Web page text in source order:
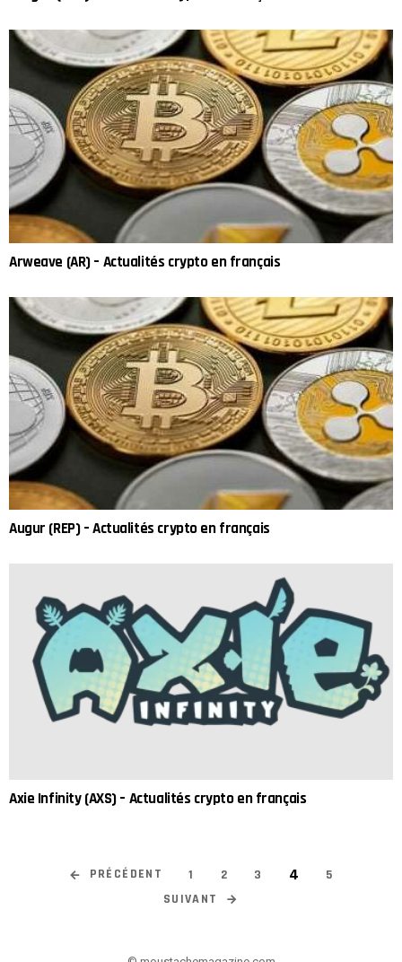
Arweave (AR) – Actualités crypto en français
Augur (REP) – Actualités crypto en français
Axie Infinity (AXS) – Actualités crypto en français
PRÉCÉDENT 1 2 3 4
5
SUIVANT